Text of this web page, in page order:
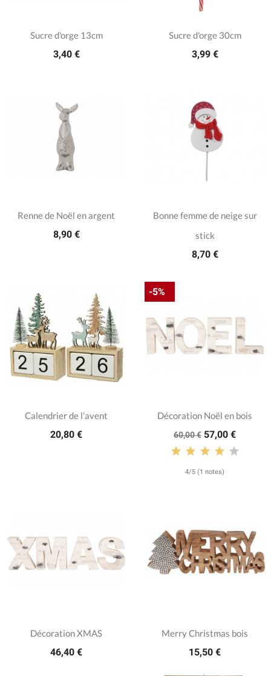
Sucre d'orge 13cm
3,40 €
Sucre d'orge 30cm
3,99 €
Renne de Noël en argent
8,90 €
Bonne femme de neige sur
stick
8,70 €
Calendrier de l'avent
20,80 €
Décoration Noël en bois
60,00 € 57,00 €
4/5 (1 notes)
-5%
Décoration XMAS
46,40 €
Merry Christmas bois
15,50 €